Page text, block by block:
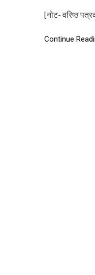
[नोट- वरिष्ठ
Continue